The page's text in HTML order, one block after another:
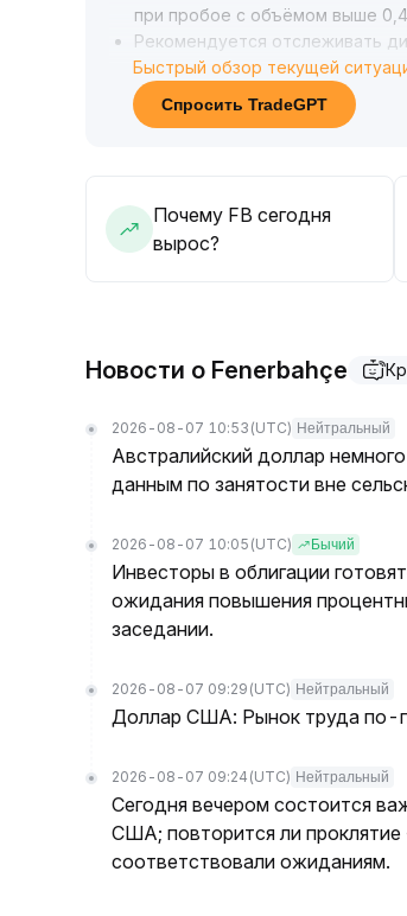
при пробое с объёмом выше
Рекомендуется отслеживать
краткосрока стоп-лосс — 0,41
экосистемными факторами;
биткойна на риск-аппетит
Быстрый обзор текущей
Спросить TradeGPT
Почему FB сегодня
вырос?
Новости о Fenerbahçe
2026-08-07 10:53 (UTC) Нейтральный
Австралийский доллар
данным по занятости вне
2026-08-07 10:05 (UTC) Бычий
Инвесторы в облигации
ожидания повышения
заседании.
2026-08-07 09:29 (UTC) Нейтральный
Доллар США: Рынок труда по-
2026-08-07 09:24 (UTC) Нейтральный
Сегодня вечером состоится
США; повторится ли проклятие
соответствовали ожиданиям.